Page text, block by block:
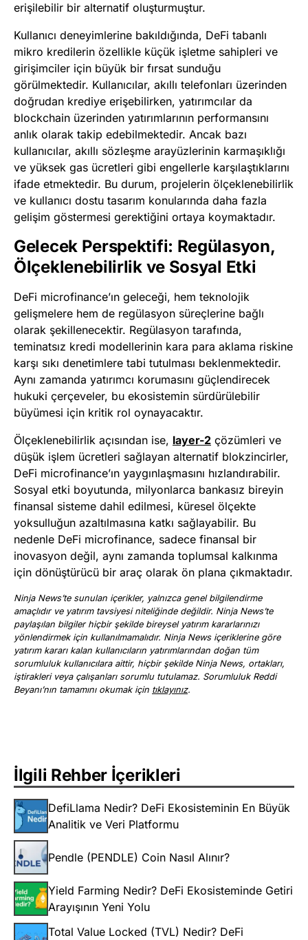
erişilebilir bir alternatif oluşturmuştur.
Kullanıcı deneyimlerine bakıldığında, DeFi tabanlı
mikro kredilerin özellikle küçük işletme sahipleri ve
girişimciler için büyük bir fırsat sunduğu
görülmektedir. Kullanıcılar, akıllı telefonları üzerinden
doğrudan krediye erişebilirken, yatırımcılar da
blockchain üzerinden yatırımlarının performansını
anlık olarak takip edebilmektedir. Ancak bazı
kullanıcılar, akıllı sözleşme arayüzlerinin karmaşıklığı
ve yüksek gas ücretleri gibi engellerle karşılaştıklarını
ifade etmektedir. Bu durum, projelerin ölçeklenebilirlik
ve kullanıcı dostu tasarım konularında daha fazla
gelişim göstermesi gerektiğini ortaya koymaktadır.
Gelecek Perspektifi: Regülasyon,
Ölçeklenebilirlik ve Sosyal Etki
DeFi microfinance’ın geleceği, hem teknolojik
gelişmelere hem de regülasyon süreçlerine bağlı
olarak şekillenecektir. Regülasyon tarafında,
teminatsız kredi modellerinin kara para aklama riskine
karşı sıkı denetimlere tabi tutulması beklenmektedir.
Aynı zamanda yatırımcı korumasını güçlendirecek
hukuki çerçeveler, bu ekosistemin sürdürülebilir
büyümesi için kritik rol oynayacaktır.
Ölçeklenebilirlik açısından ise, layer-2 çözümleri ve
düşük işlem ücretleri sağlayan alternatif blokzincirler,
DeFi microfinance’ın yaygınlaşmasını hızlandırabilir.
Sosyal etki boyutunda, milyonlarca bankasız bireyin
finansal sisteme dahil edilmesi, küresel ölçekte
yoksulluğun azaltılmasına katkı sağlayabilir. Bu
nedenle DeFi microfinance, sadece finansal bir
inovasyon değil, aynı zamanda toplumsal kalkınma
için dönüştürücü bir araç olarak ön plana çıkmaktadır.
Ninja News’te sunulan içerikler, yalnızca genel bilgilendirme
amaçlıdır ve yatırım tavsiyesi niteliğinde değildir. Ninja News’te
paylaşılan bilgiler hiçbir şekilde bireysel yatırım kararlarınızı
yönlendirmek için kullanılmamalıdır. Ninja News içeriklerine göre
yatırım kararı kalan kullanıcıların yatırımlarından doğan tüm
sorumluluk kullanıcılara aittir, hiçbir şekilde Ninja News, ortakları,
iştirakleri veya çalışanları sorumlu tutulamaz. Sorumluluk Reddi
Beyanı’nın tamamını okumak için tıklayınız.
İlgili Rehber İçerikleri
DefiLlama Nedir? DeFi Ekosisteminin En Büyük
Analitik ve Veri Platformu
Pendle (PENDLE) Coin Nasıl Alınır?
Yield Farming Nedir? DeFi Ekosisteminde Getiri
Arayışının Yeni Yolu
Total Value Locked (TVL) Nedir? DeFi